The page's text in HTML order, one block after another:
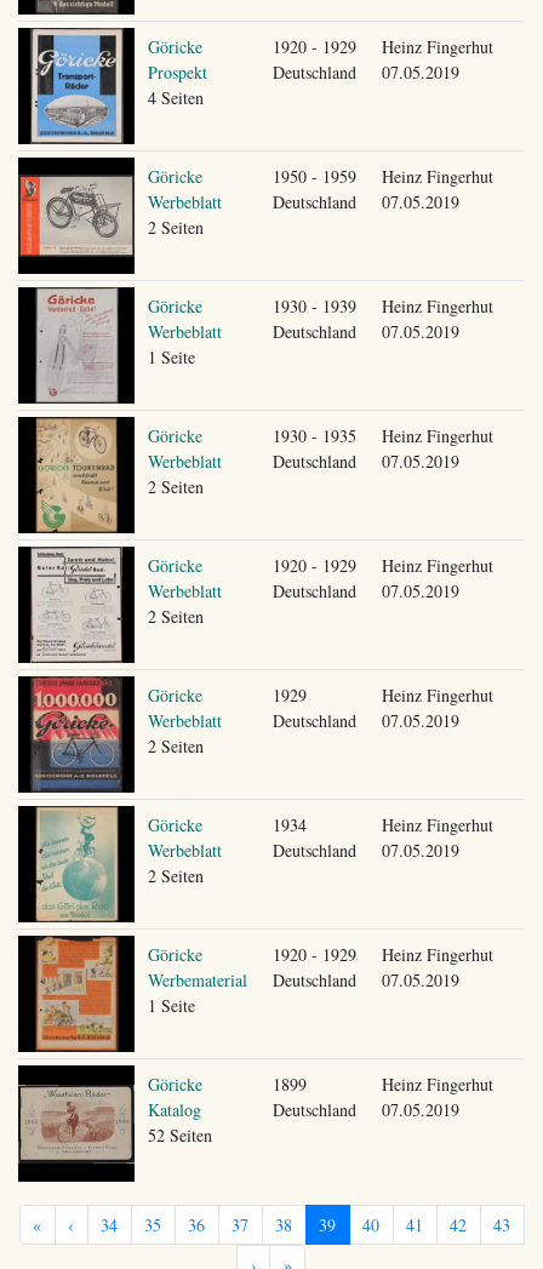
Göricke
Prospekt
4 Seiten
1920 - 1929
Deutschland
Heinz Fingerhut
07.05.2019
Göricke
Werbeblatt
2 Seiten
1950 - 1959
Deutschland
Heinz Fingerhut
07.05.2019
Göricke
Werbeblatt
1 Seite
1930 - 1939
Deutschland
Heinz Fingerhut
07.05.2019
Göricke
Werbeblatt
2 Seiten
1930 - 1935
Deutschland
Heinz Fingerhut
07.05.2019
Göricke
Werbeblatt
2 Seiten
1920 - 1929
Deutschland
Heinz Fingerhut
07.05.2019
Göricke
Werbeblatt
2 Seiten
1929
Deutschland
Heinz Fingerhut
07.05.2019
Göricke
Werbeblatt
2 Seiten
1934
Deutschland
Heinz Fingerhut
07.05.2019
Göricke
Werbematerial
1 Seite
1920 - 1929
Deutschland
Heinz Fingerhut
07.05.2019
Göricke
Katalog
52 Seiten
1899
Deutschland
Heinz Fingerhut
07.05.2019
« ‹ 34 35 36 37 38 39 40 41 42
43
›
»